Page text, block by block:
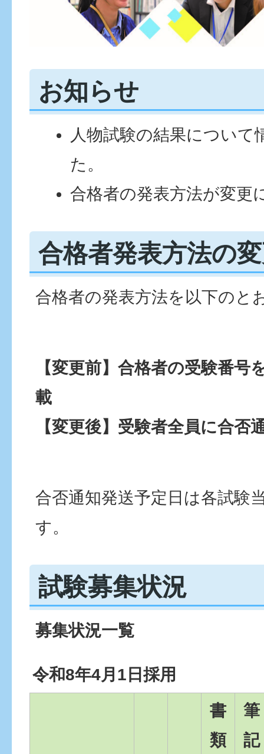
お知らせ
⼈物試験の結果について
た。
合格者の発表⽅法が変更
合格者発表⽅法の
合格者の発表⽅法を以下のと
【変更前】合格者の受験番号
載
【変更後】受験者全員に合否
合否通知発送予定⽇は各試験
す。
試験募集状況
募集状況一覧
令和8年4月1日採用
書
類
筆
記